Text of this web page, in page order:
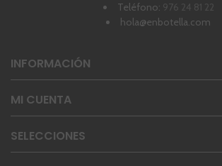
Teléfono: 976 24 81 22
hola@enbotella.com
INFORMACIÓN
MI CUENTA
SELECCIONES